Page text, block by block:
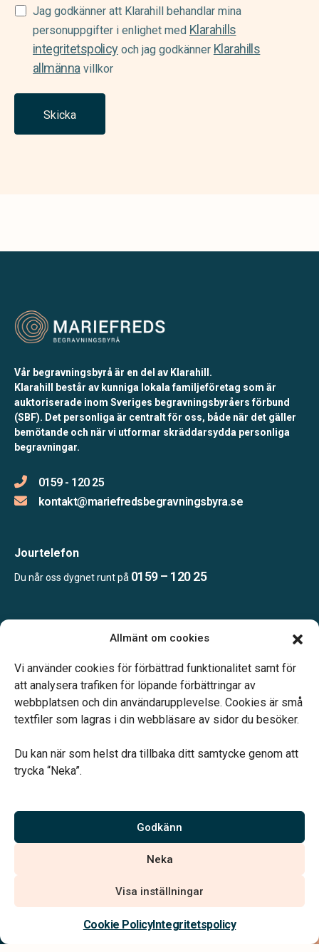
Allmänt om cookies
Vi använder cookies för förbättrad funktionalitet samt för
att analysera trafiken för löpande förbättringar av
webbplatsen och din användarupplevelse. Cookies är små
textfiler som lagras i din webbläsare av sidor du besöker.
Du kan när som helst dra tillbaka ditt samtycke genom att
trycka “Neka”.
Godkänn
Neka
Visa inställningar
Cookie PolicyIntegritetspolicy
Samtycke
(Required)
Jag godkänner att Klarahill behandlar mina
personuppgifter i enlighet med Klarahills
integritetspolicyoch jag godkänner Klarahills
allmännavillkor
Skicka
Kontakta oss
Vår begravningsbyrå är en del av Klarahill.
Klarahill består av kunniga lokala familjeföretag som är
auktoriserade inom Sveriges begravningsbyråers förbund
(SBF). Det personliga är centralt för oss, både när det gäller
bemötande och när vi utformar skräddarsydda personliga
begravningar.
0159 - 120 25
kontakt@mariefredsbegravningsbyra.se
Jourtelefon
Du når oss dygnet runt på 0159 – 120 25
Annan tid efter överenskommelse.
Telefonjour dygnet runt.
Vi är auktoriserade av Sveriges Begravningsbyråers Förbund och
har högt ställda krav på utbildning, kvalitet, miljö och arbetsmiljö.